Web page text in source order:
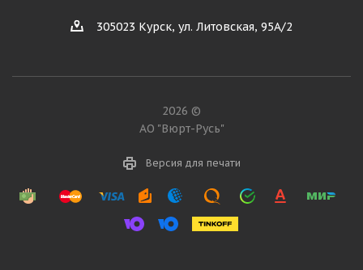
305023 Курск, ул. Литовская, 95А/2
2026 ©
АО "Вюрт-Русь"
Версия для печати